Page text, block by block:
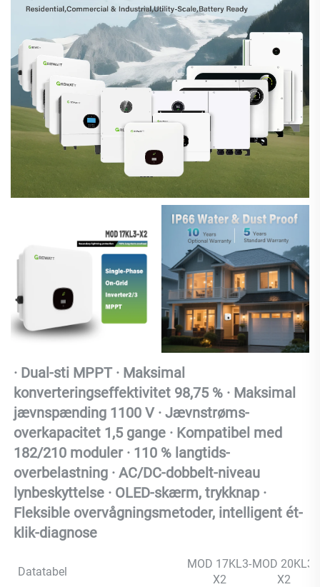
· Dual-sti MPPT · Maksimal
konverteringseffektivitet 98,75 % · Maksimal
jævnspænding 1100 V · Jævnstrøms-
overkapacitet 1,5 gange · Kompatibel med
182/210 moduler · 110 % langtids-
overbelastning · AC/DC-dobbelt-niveau
lynbeskyttelse · OLED-skærm, trykknap ·
Fleksible overvågningsmetoder, intelligent ét-
klik-diagnose
Datatabel
MOD 17KL3-
X2
MOD 20KL3-
X2